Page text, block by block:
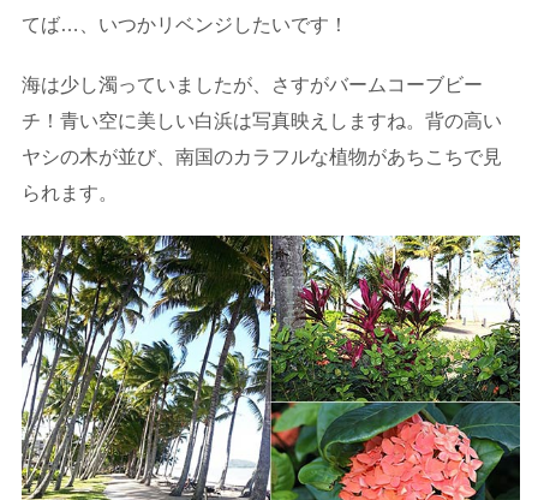
てば…、いつかリベンジしたいです！
海は少し濁っていましたが、さすがバームコーブビー
チ！青い空に美しい白浜は写真映えしますね。背の高い
ヤシの木が並び、南国のカラフルな植物があちこちで見
られます。